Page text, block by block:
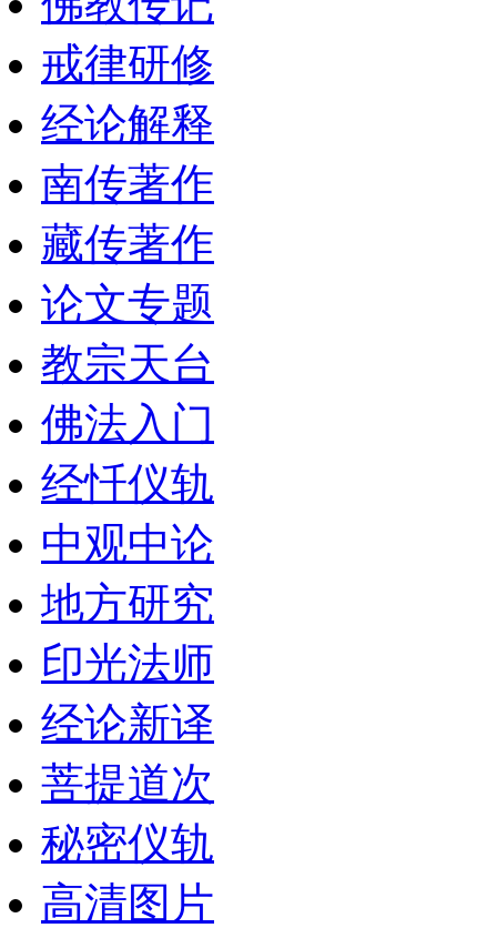
戒律研修
经论解释
南传著作
藏传著作
论文专题
教宗天台
佛法入门
经忏仪轨
中观中论
地方研究
印光法师
经论新译
菩提道次
秘密仪轨
高清图片